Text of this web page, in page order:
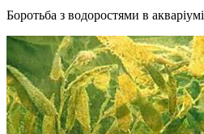
Боротьба з водоростями в акваріумі